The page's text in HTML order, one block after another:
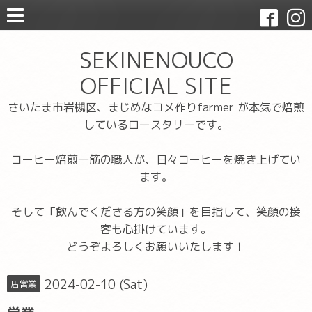
SEKINENOUCO
OFFICIAL SITE
さいたま市岩槻区、まじめなコメ作りfarmer が本気で焙煎
しているロースタリーです。
コーヒー焙煎一筋の職人が、日々コーヒーを焼き上げてい
ます。
そして「飲んでくださる方の笑顔」を目指して、笑顔の接
客も心掛けています。
どうぞよろしくお願いいたします！
店営業 2024-02-10 (Sat)